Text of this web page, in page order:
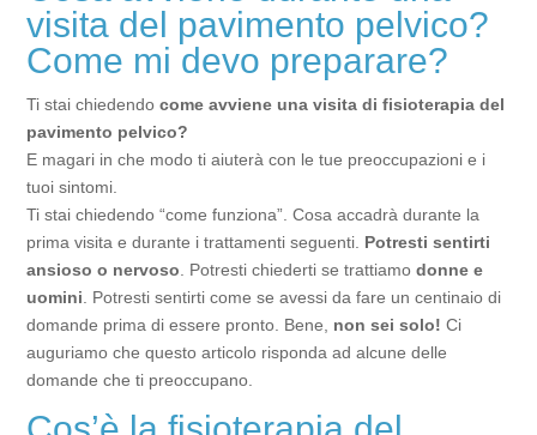
visita del pavimento pelvico?
Come mi devo preparare?
Ti stai chiedendocome avviene una visita di fisioterapia del
pavimento pelvico?
E magari in che modo ti aiuterà con le tue preoccupazioni e i
tuoi sintomi.
Ti stai chiedendo “come funziona”. Cosa accadrà durante la
prima visita e durante i trattamenti seguenti. Potresti sentirti
ansioso o nervoso . Potresti chiederti se trattiamodonne e
uomini . Potresti sentirti come se avessi da fare un centinaio di
domande prima di essere pronto. Bene, non sei solo! Ci
auguriamo che questo articolo risponda ad alcune delle
domande che ti preoccupano.